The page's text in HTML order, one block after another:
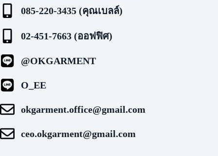
085-220-3435 (คุณเบลล์)
02-451-7663 (ออฟฟิศ)
@OKGARMENT
O_EE
okgarment.office@gmail.com
ceo.okgarment@gmail.com